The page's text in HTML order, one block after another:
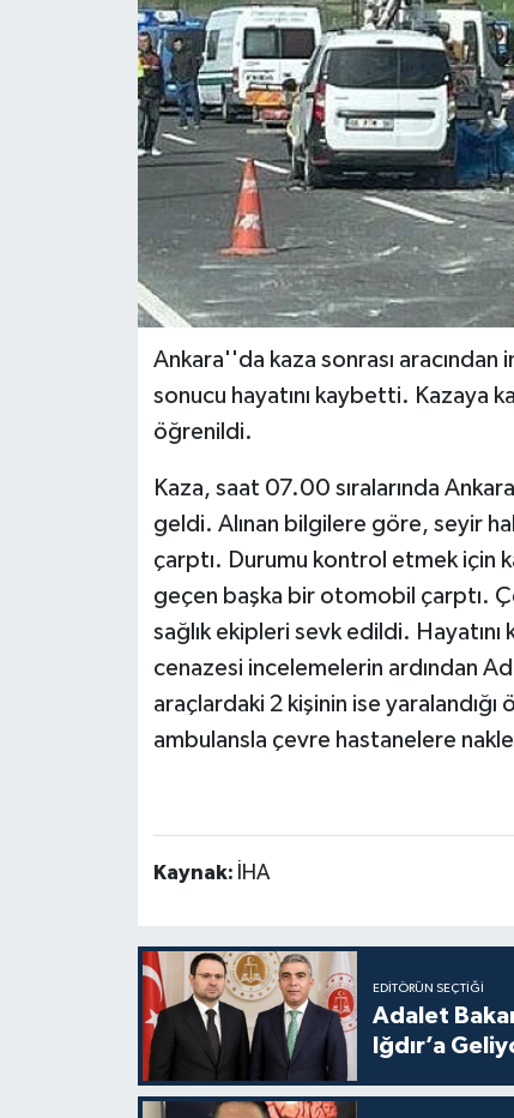
Ankara''da kaza sonrası
sonucu hayatını kaybetti. Kazaya
öğrenildi.
Kaza, saat 07.00 sıralarında
geldi. Alınan bilgilere göre, seyir
çarptı. Durumu kontrol etmek için
geçen başka bir otomobil çarptı.
sağlık ekipleri sevk edildi.
cenazesi incelemelerin ardından
araçlardaki 2 kişinin ise yaralandığı
ambulansla çevre hastanelere
Kaynak: İHA
EDITÖRÜN SEÇTIĞI
Adalet
Iğdır’a